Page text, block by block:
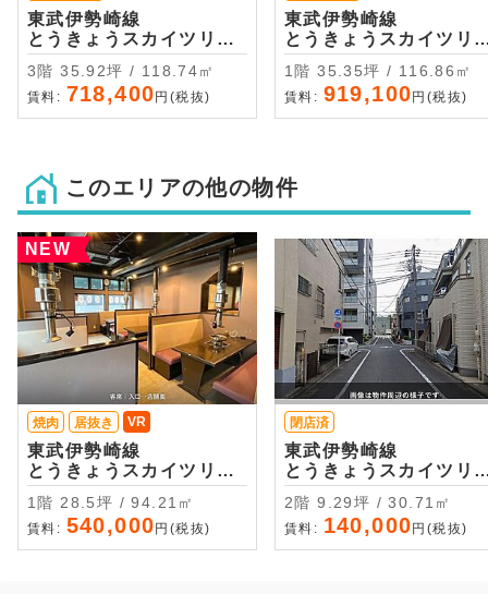
東武伊勢崎線
とうきょうスカイツリー
・徒歩3分
3階 35.92坪 / 118.74㎡
賃料: 718,400 円(税抜)
東武伊勢崎線
とうきょうスカイツリ
・徒歩3分
1階 35.35坪 / 116.86㎡
賃料: 919,100 円(税抜)
このエリアの他の物件
NEW
焼肉 居抜き VR
東武伊勢崎線
とうきょうスカイツリー
・徒歩2分
1階 28.5坪 / 94.21㎡
賃料: 540,000 円(税抜)
閉店済
東武伊勢崎線
とうきょうスカイツリ
・徒歩7分
2階 9.29坪 / 30.71㎡
賃料: 140,000 円(税抜)